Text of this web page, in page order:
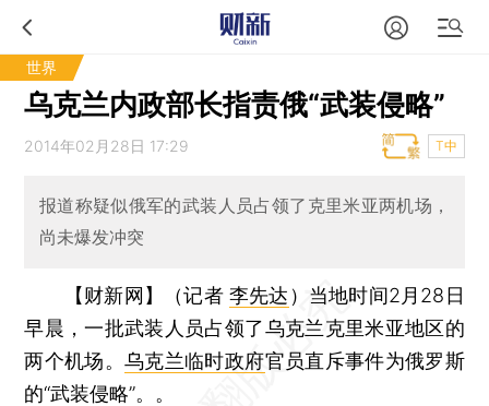
世界
乌克兰内政部长指责俄“武装侵略”
2014年02月28日 17:29 T中
报道称疑似俄军的武装人员占领了克里米亚两机场，
尚未爆发冲突
【财新网】（记者李先达 ） 当地时间2月28日
早晨，一批武装人员占领了乌克兰克里米亚地区的
两个机场。乌克兰临时政府官员直斥事件为俄罗斯
的“武装侵略”。。